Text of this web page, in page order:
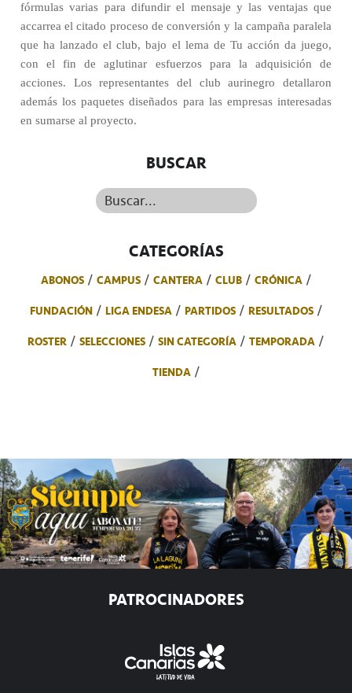
fórmulas varias para difundir el mensaje y las ventajas que
accarrea el citado proceso de conversión y la campaña paralela
que ha lanzado el club, bajo el lema de Tu acción da juego,
con el fin de aglutinar esfuerzos para la adquisición de
acciones. Los representantes del club aurinegro detallaron
además los paquetes diseñados para las empresas interesadas
en sumarse al proyecto.
BUSCAR
Buscar...
CATEGORÍAS
ABONOS CAMPUS CANTERA CLUB
CRÓNICA
FUNDACIÓN
LIGA ENDESA PARTIDOS
RESULTADOS
ROSTER
SELECCIONES SIN CATEGORÍA
TEMPORADA
TIENDA
PATROCINADORES